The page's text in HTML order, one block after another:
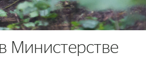
Министерстве